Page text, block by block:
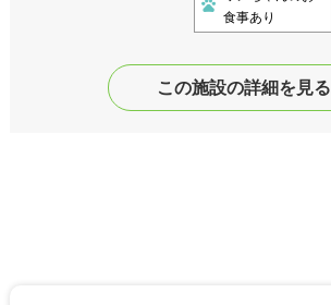
食事あり
この施設の詳細を見る